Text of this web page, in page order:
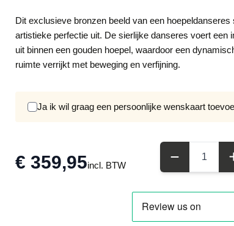
Dit exclusieve bronzen beeld van een
artistieke perfectie uit. De sierlijke danseres voert een
uit binnen een gouden hoepel, waardoor een
ruimte verrijkt met beweging en verfijning.
Ja ik wil graag een persoonlijke wenskaart
€ 359,95incl. BTW